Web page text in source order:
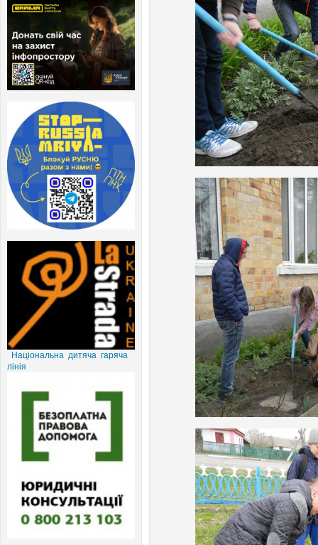
Національна дитяча гаряча
лінія